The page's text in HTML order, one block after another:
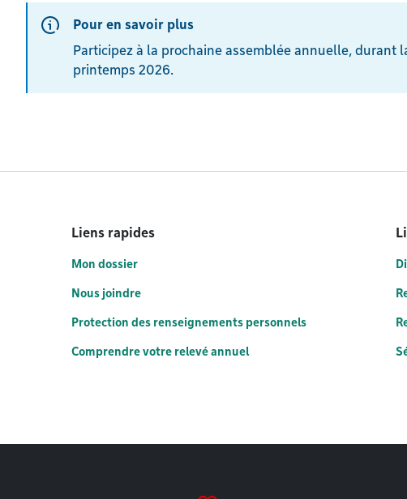
Information
Pour en savoir plus
Participez à la prochaine assemblée annuelle, durant
printemps 2026.
Liens rapides
Mon dossier
Nous joindre
Protection des renseignements personnels
Comprendre votre relevé annuel